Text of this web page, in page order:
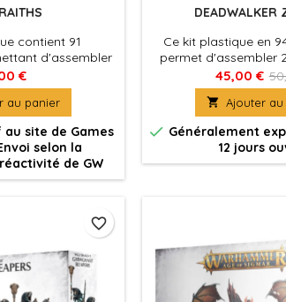
contient 91
d'assembler
de faux
figurines peut être
Hellwraith, chef
€
au panier
site de Games
selon la
de GW
DEADWALKER
Ce kit plastique en
permet d'assembler
Zombies. Ces
avec 20x socles
25mm.
45,00 €
 Ajouter
 Généralement
12 jours
favorite_border